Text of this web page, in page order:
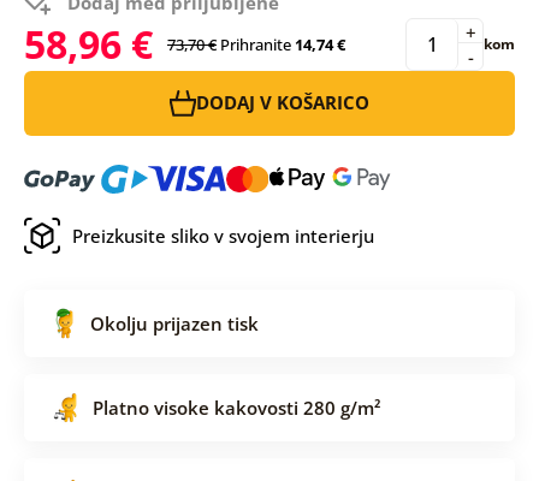
58,96 € 73,70 € Prihranite14,74 € -
+ kom
DODAJ V KOŠARICO
Preizkusite sliko v svojem interierju
Okolju prijazen tisk
Platno visoke kakovosti 280 g/m²